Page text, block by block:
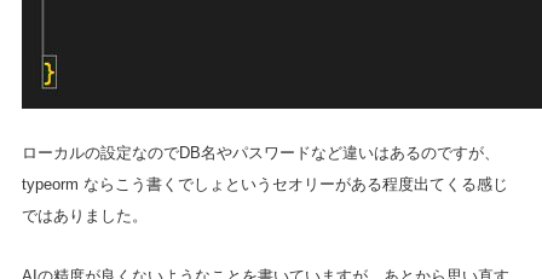
ローカルの設定なのでDB名やパスワードなど違いはあるのですが、
typeorm ならこう書くでしょというセオリーがある程度出てくる感じ
ではありました。